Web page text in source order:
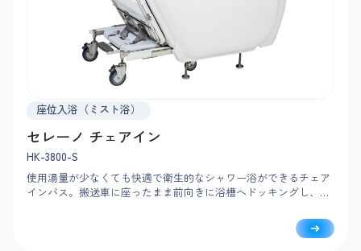
座位入浴（ミスト浴）
セレーノ チェアイン
HK-3800-S
使用湯量が少なくても快適で衛生的なシャワー浴ができるチェア
インバス。搬送車に座ったまま前向きに浴槽へドッキングし、ボ